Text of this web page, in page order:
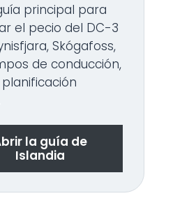
principal para
el pecio del DC-3
Skógafoss,
de conducción,
la guía de
Islandia